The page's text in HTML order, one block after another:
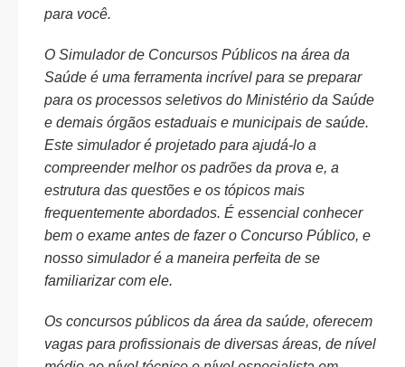
para você.
O Simulador de Concursos Públicos na área da
Saúde é uma ferramenta incrível para se preparar
para os processos seletivos do Ministério da Saúde
e demais órgãos estaduais e municipais de saúde.
Este simulador é projetado para ajudá-lo a
compreender melhor os padrões da prova e, a
estrutura das questões e os tópicos mais
frequentemente abordados. É essencial conhecer
bem o exame antes de fazer o Concurso Público, e
nosso simulador é a maneira perfeita de se
familiarizar com ele.
Os concursos públicos da área da saúde, oferecem
vagas para profissionais de diversas áreas, de nível